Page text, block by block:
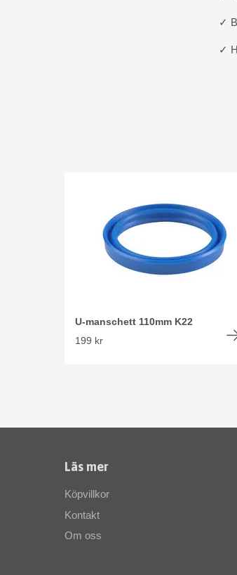
✓
✓
U-manschett 110mm K22
199 kr
Läs mer
Köpvillkor
Kontakt
Om oss